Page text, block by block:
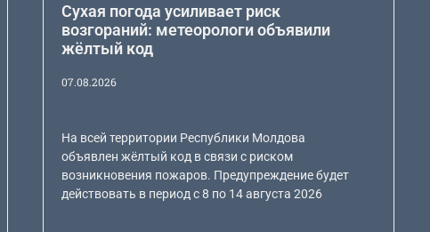
Сухая погода усиливает риск
возгораний: метеорологи объявили
жёлтый код
07.08.2026
На всей территории Республики Молдова
объявлен жёлтый код в связи с риском
возникновения пожаров. Предупреждение будет
действовать в период с 8 по 14 августа 2026